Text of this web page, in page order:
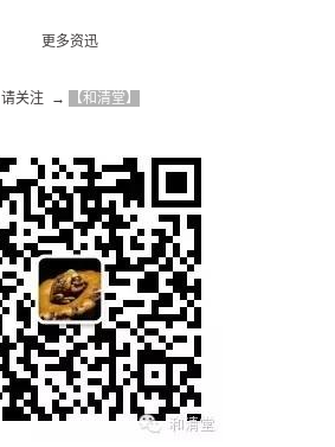
更多资迅
请关注  → 【和清堂】